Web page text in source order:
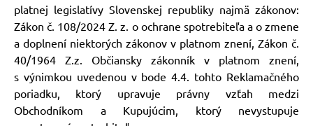
platnej legislatívy Slovenskej republiky najmä zákonov:
Zákon č. 108/2024 Z. z. o ochrane spotrebiteľa a o zmene
a doplnení niektorých zákonov v platnom znení, Zákon č.
40/1964 Z.z. Občiansky zákonník v platnom znení,
s výnimkou uvedenou v bode 4.4. tohto Reklamačného
poriadku, ktorý upravuje právny vzťah medzi
Obchodníkom a Kupujúcim, ktorý nevystupuje